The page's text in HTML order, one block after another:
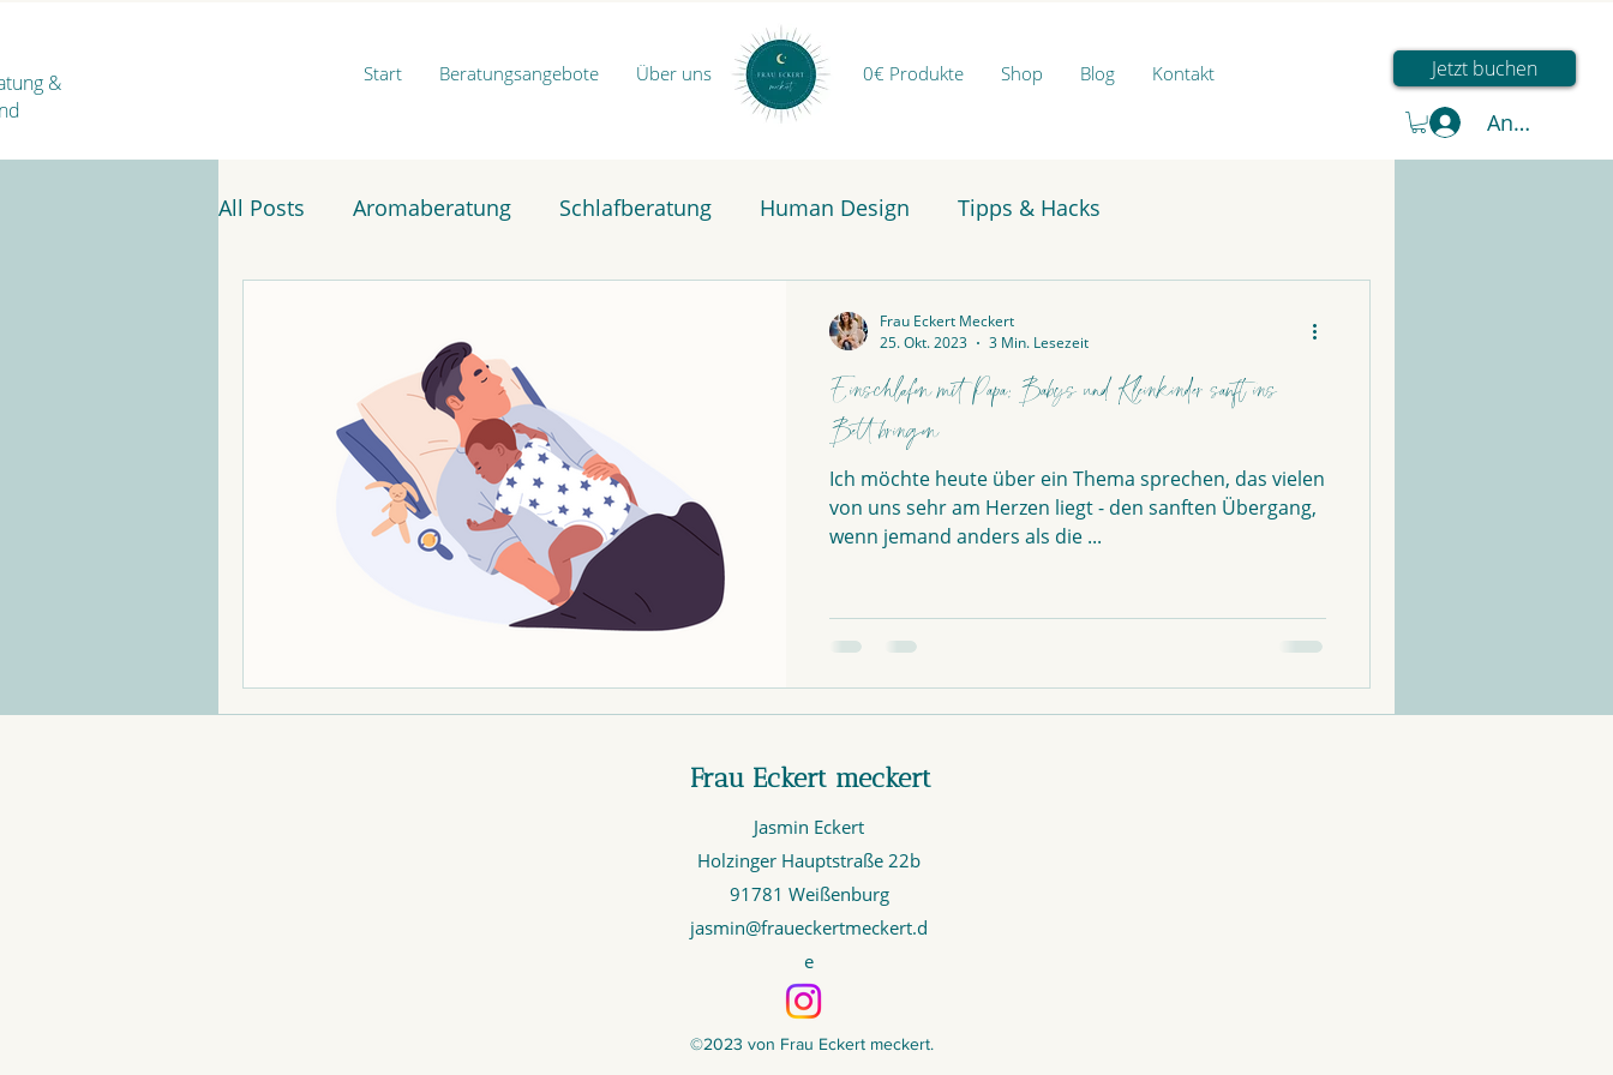
&
Start Beratungsangebote Über uns 0€ Produkte Shop Blog Kontakt Jetzt buchen
Anmelden
All Posts Aromaberatung Schlafberatung Human Design Tipps & Hacks
Einschlafen mit Papa: Babys und Kleinkinder sanft ins
Bett bringen
Ich möchte heute über ein Thema sprechen, das vielen
von uns sehr am Herzen liegt - den sanften Übergang,
wenn jemand anders als die ...
Frau Eckert Meckert
25. Okt. 2023
3 Min. Lesezeit
Frau Eckert meckert
Jasmin Eckert
Holzinger Hauptstraße 22b
91781 Weißenburg
jasmin@fraueckertmeckert.d
e
©2023 von Frau Eckert meckert.